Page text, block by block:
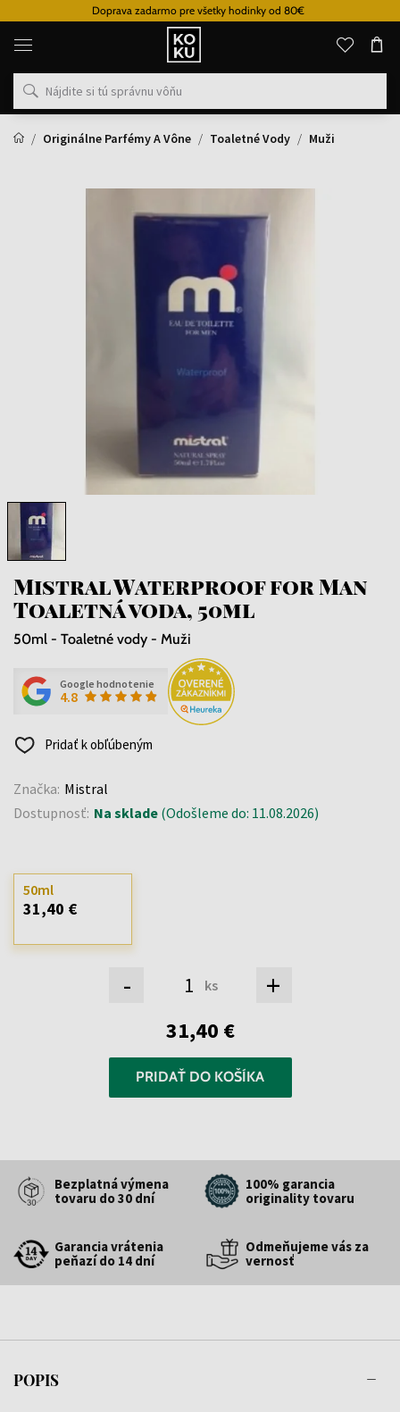
Doprava zadarmo pre všetky hodinky od 80€
Originálne
parfémy
hodinky
na
mieste
Originálne Parfémy A Vône
Toaletné Vody Muži
Mistral Waterproof for Man
Toaletná voda, 50ml
50ml - Toaletné vody - Muži
Google hodnotenie
4.8
Pridať k obľúbeným
Značka: Mistral
Dostupnosť: Na sklade (Odošleme do: 11.08.2026)
- ks +
50ml
31,40 €
31,40 €
PRIDAŤ DO KOŠÍKA
Bezplatná výmena
tovaru do 30 dní
100% garancia
originality tovaru
Garancia vrátenia
peňazí do 14 dní
Odmeňujeme vás za
vernosť
POPIS